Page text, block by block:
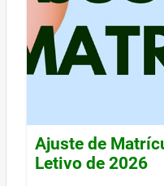
Ajuste de
Letivo de 2026